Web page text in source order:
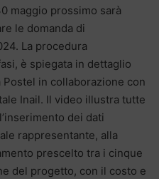
maggio prossimo sarà
le domanda di
La procedura
è spiegata in dettaglio
in collaborazione con
Inail. Il video illustra tutte
dei dati
rappresentante, alla
prescelto tra i cinque
del progetto, con il costo e